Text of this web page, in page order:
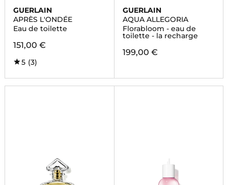
GUERLAIN
APRÈS L'ONDÉE
Eau de toilette
151,00 €
5 (3)
GUERLAIN
AQUA ALLEGORIA
Florabloom - eau de
toilette - la recharge
199,00 €